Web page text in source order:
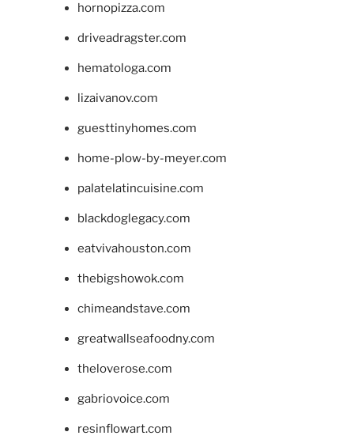
hornopizza.com
driveadragster.com
hematologa.com
lizaivanov.com
guesttinyhomes.com
home-plow-by-meyer.com
palatelatincuisine.com
blackdoglegacy.com
eatvivahouston.com
thebigshowok.com
chimeandstave.com
greatwallseafoodny.com
theloverose.com
gabriovoice.com
resinflowart.com